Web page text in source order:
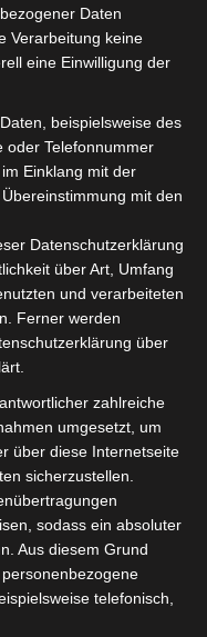
eine Pflicht
ihres Wissens
Daten
Verarbeitung keine
eine Einwilligung der
beispielsweise des
oder Telefonnummer
Einklang mit der
mit den
Datenschutzerklärung
über Art, Umfang
und verarbeiteten
Ferner werden
über
zahlreiche
umgesetzt, um
über diese Internetseite
sicherzustellen.
sodass ein absoluter
Aus diesem Grund
telefonisch,